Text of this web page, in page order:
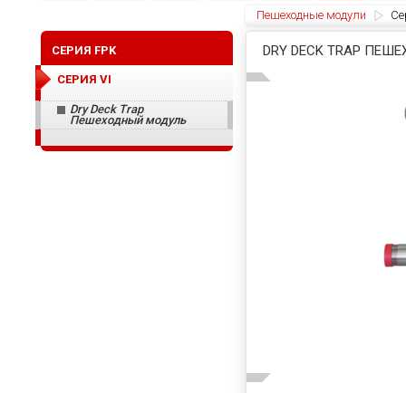
Пешеходные модули
DRY DECK TRAP
СЕРИЯ FPK
СЕРИЯ VI
Dry Deck Trap
Пешеходный модуль